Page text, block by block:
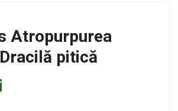
Atropurpurea
pitică